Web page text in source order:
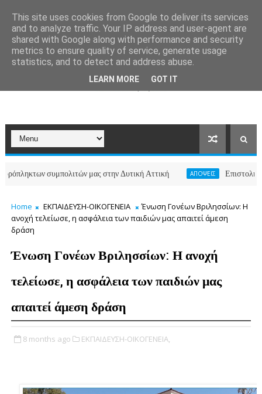
συμπολιτών μας στην Δυτική Αττική ΑΠΟΨΕΙΣ Επιστολή
Home ΕΚΠΑΙΔΕΥΣΗ-ΟΙΚΟΓΕΝΕΙΑ
Ένωση Γονέων Βριλησσίων: Η
ανοχή τελείωσε, η ασφάλεια των παιδιών μας απαιτεί άμεση
δράση
Ένωση Γονέων Βριλησσίων: Η ανοχή
τελείωσε, η ασφάλεια των παιδιών μας
απαιτεί άμεση δράση
8 months ago ΕΚΠΑΙΔΕΥΣΗ-ΟΙΚΟΓΕΝΕΙΑ,
This site uses cookies from Google to deliver its services
and to analyze traffic. Your IP address and user-agent are
shared with Google along with performance and security
metrics to ensure quality of service, generate usage
statistics, and to detect and address abuse.
LEARN MORE GOT IT